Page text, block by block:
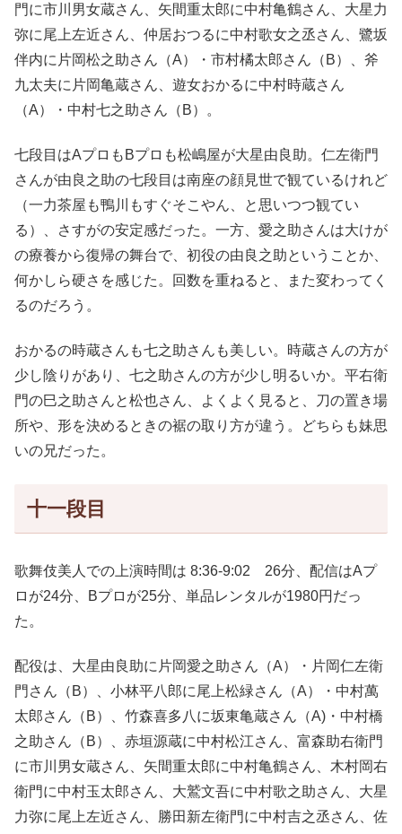
門に市川男女蔵さん、矢間重太郎に中村亀鶴さん、大星力
弥に尾上左近さん、仲居おつるに中村歌女之丞さん、鷺坂
伴内に片岡松之助さん（A）・市村橘太郎さん（B）、斧
九太夫に片岡亀蔵さん、遊女おかるに中村時蔵さん
（A）・中村七之助さん（B）。
七段目はAプロもBプロも松嶋屋が大星由良助。仁左衛門
さんが由良之助の七段目は南座の顔見世で観ているけれど
（一力茶屋も鴨川もすぐそこやん、と思いつつ観てい
る）、さすがの安定感だった。一方、愛之助さんは大けが
の療養から復帰の舞台で、初役の由良之助ということか、
何かしら硬さを感じた。回数を重ねると、また変わってく
るのだろう。
おかるの時蔵さんも七之助さんも美しい。時蔵さんの方が
少し陰りがあり、七之助さんの方が少し明るいか。平右衛
門の巳之助さんと松也さん、よくよく見ると、刀の置き場
所や、形を決めるときの裾の取り方が違う。どちらも妹思
いの兄だった。
十一段目
歌舞伎美人での上演時間は 8:36-9:02 26分、配信はAプ
ロが24分、Bプロが25分、単品レンタルが1980円だっ
た。
配役は、大星由良助に片岡愛之助さん（A）・片岡仁左衛
門さん（B）、小林平八郎に尾上松緑さん（A）・中村萬
太郎さん（B）、竹森喜多八に坂東亀蔵さん（A)・中村橋
之助さん（B）、赤垣源蔵に中村松江さん、富森助右衛門
に市川男女蔵さん、矢間重太郎に中村亀鶴さん、木村岡右
衛門に中村玉太郎さん、大鷲文吾に中村歌之助さん、大星
力弥に尾上左近さん、勝田新左衛門に中村吉之丞さん、佐